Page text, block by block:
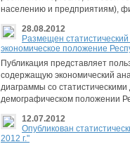
населению и предприятиям),
28.08.2012
Размещен
экономическое положение
Публикация представляет
содержащую экономический
диаграммы со
демографическом положении
12.07.2012
Опубликован
2012 г."